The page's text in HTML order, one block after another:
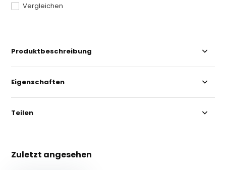
Vergleichen
Produktbeschreibung
Eigenschaften
Teilen
Zuletzt angesehen